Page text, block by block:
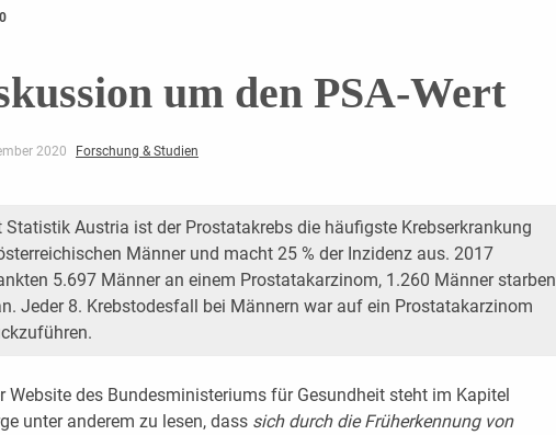
um den PSA-Wert
2020 Forschung & Studien
Statistik Austria ist der Prostatakrebs die häufigste Krebserkrankung
Männer und macht 25 % der Inzidenz aus. 2017
5.697 Männer an einem Prostatakarzinom, 1.260 Männer starben
Jeder 8. Krebstodesfall bei Männern war auf ein Prostatakarzinom
Website des Bundesministeriums für Gesundheit steht im Kapitel
unter anderem zu lesen, dass sich durch die Früherkennung von